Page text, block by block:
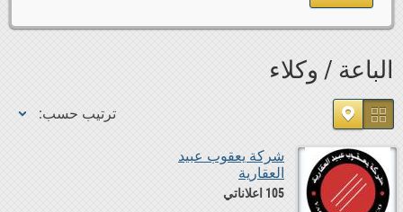
الباعة / وكلاء
ترتيب حسب:
شركة يعقوب عبيد
العقارية
105 اعلاناتي